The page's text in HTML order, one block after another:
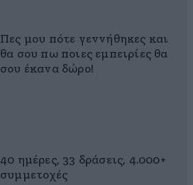
Πες μου πότε γεννήθηκες και
θα σου πω ποιες εμπειρίες θα
σου έκανα δώρο!
40 ημέρες, 33 δράσεις, 4.000+
συμμετοχές